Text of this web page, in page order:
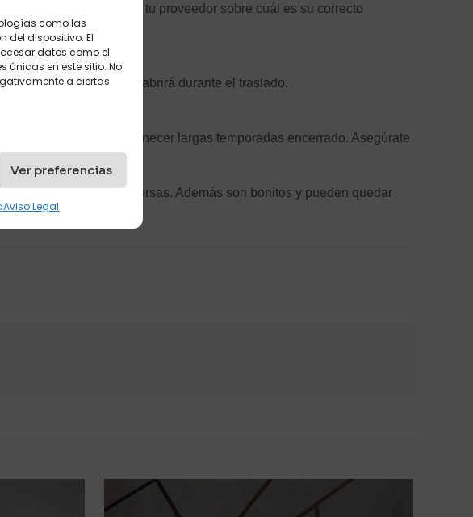
como las
del dispositivo. El
datos como el
en este sitio. No
a ciertas
Ver preferencias
Aviso Legal
y palancas. Habla con tu proveedor sobre cuál es su correcto
del polvo.
de que el sofá no se abrirá durante el traslado.
cama puede permanecer largas temporadas encerrado. Asegúrate
perfecto.
de maneras diversas. Además son bonitos y pueden quedar
en todas las casas.